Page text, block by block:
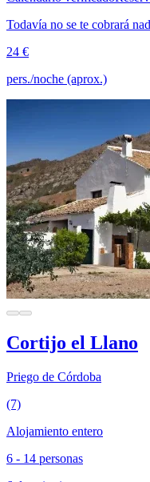
Todavía no se te cobrará
24 €
pers./noche (aprox.)
Cortijo el Llano
Priego de Córdoba
(7)
Alojamiento entero
6 - 14 personas